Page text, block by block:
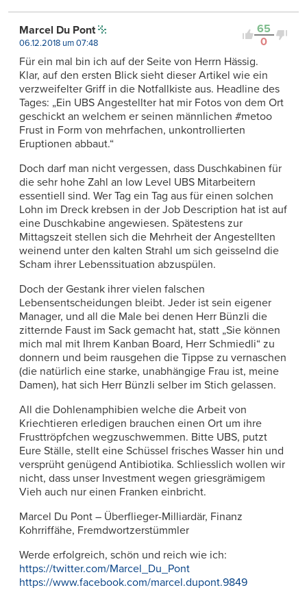
65
0
Marcel Du Pont
06.12.2018 um 07:48
Für ein mal bin ich auf der Seite von Herrn Hässig.
Klar, auf den ersten Blick sieht dieser Artikel wie ein
verzweifelter Griff in die Notfallkiste aus. Headline des
Tages: „Ein UBS Angestellter hat mir Fotos von dem Ort
geschickt an welchem er seinen männlichen #metoo
Frust in Form von mehrfachen, unkontrollierten
Eruptionen abbaut.“
Doch darf man nicht vergessen, dass Duschkabinen für
die sehr hohe Zahl an low Level UBS Mitarbeitern
essentiell sind. Wer Tag ein Tag aus für einen solchen
Lohn im Dreck krebsen in der Job Description hat ist auf
eine Duschkabine angewiesen. Spätestens zur
Mittagszeit stellen sich die Mehrheit der Angestellten
weinend unter den kalten Strahl um sich geisselnd die
Scham ihrer Lebenssituation abzuspülen.
Doch der Gestank ihrer vielen falschen
Lebensentscheidungen bleibt. Jeder ist sein eigener
Manager, und all die Male bei denen Herr Bünzli die
zitternde Faust im Sack gemacht hat, statt „Sie können
mich mal mit Ihrem Kanban Board, Herr Schmiedli“ zu
donnern und beim rausgehen die Tippse zu vernaschen
(die natürlich eine starke, unabhängige Frau ist, meine
Damen), hat sich Herr Bünzli selber im Stich gelassen.
All die Dohlenamphibien welche die Arbeit von
Kriechtieren erledigen brauchen einen Ort um ihre
Frusttröpfchen wegzuschwemmen. Bitte UBS, putzt
Eure Ställe, stellt eine Schüssel frisches Wasser hin und
versprüht genügend Antibiotika. Schliesslich wollen wir
nicht, dass unser Investment wegen griesgrämigem
Vieh auch nur einen Franken einbricht.
Marcel Du Pont – Überflieger-Milliardär, Finanz
Kohrriffähe, Fremdwortzerstümmler
Werde erfolgreich, schön und reich wie ich:
https://twitter.com/Marcel_Du_Pont
https://www.facebook.com/marcel.dupont.9849